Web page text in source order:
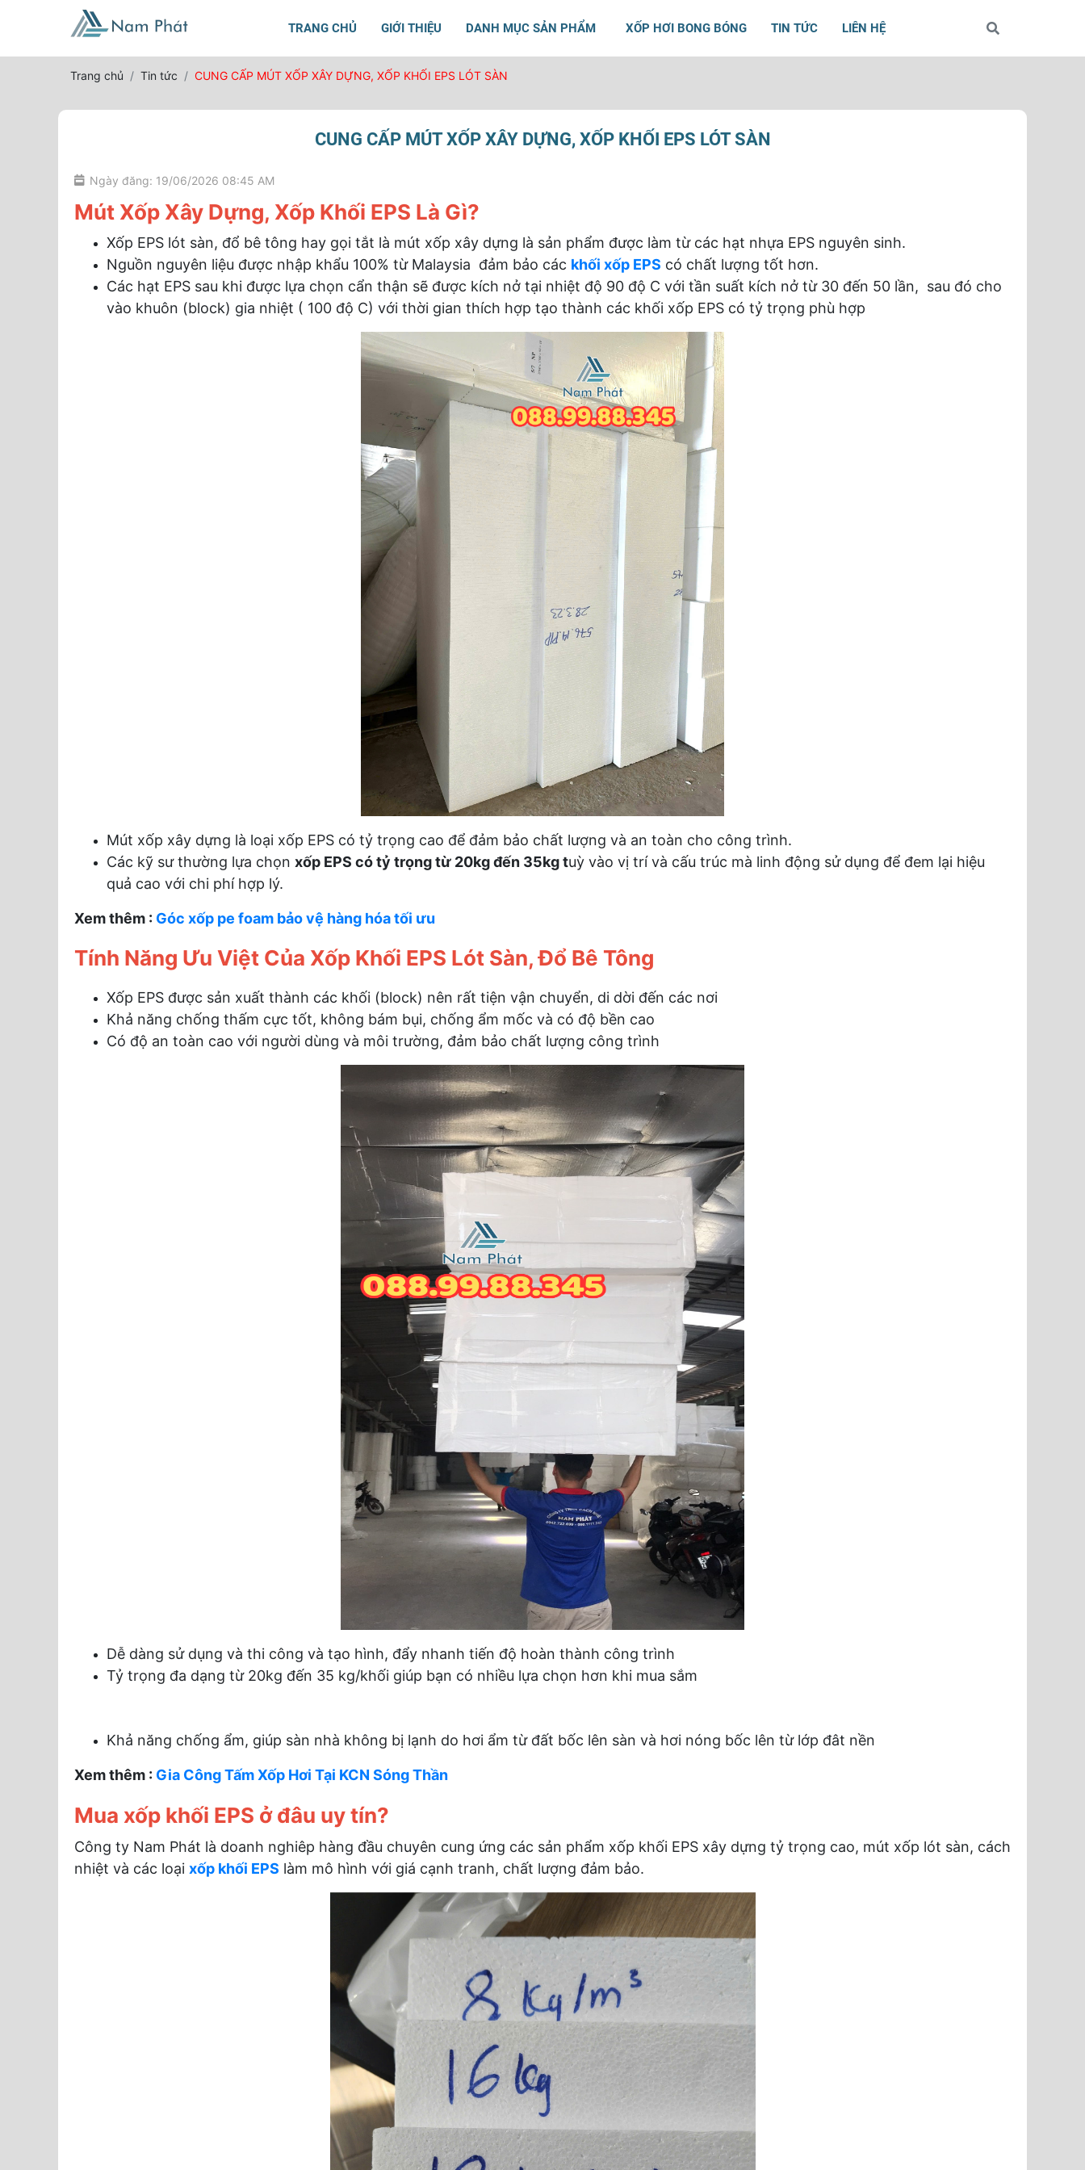
TRANG CHỦ GIỚI THIỆU DANH MỤC SẢN PHẨM XỐP HƠI BONG BÓNG TIN TỨC LIÊN HỆ
Trang chủ Tin tức CUNG CẤP MÚT XỐP XÂY DỰNG, XỐP KHỐI EPS LÓT SÀN
CUNG CẤP MÚT XỐP XÂY DỰNG, XỐP KHỐI EPS LÓT SÀN
Ngày đăng: 19/06/2026 08:45 AM
Mút Xốp Xây Dựng, Xốp Khối EPS Là Gì?
Xốp EPS lót sàn, đổ bê tông hay gọi tắt là mút xốp xây dựng là sản phẩm được làm từ các hạt nhựa EPS nguyên sinh.
Nguồn nguyên liệu được nhập khẩu 100% từ Malaysia đảm bảo các khối xốp EPS có chất lượng tốt hơn.
Các hạt EPS sau khi được lựa chọn cẩn thận sẽ được kích nở tại nhiệt độ 90 độ C với tần suất kích nở từ 30 đến 50 lần, sau đó cho
vào khuôn (block) gia nhiệt ( 100 độ C) với thời gian thích hợp tạo thành các khối xốp EPS có tỷ trọng phù hợp
Mút xốp xây dựng là loại xốp EPS có tỷ trọng cao để đảm bảo chất lượng và an toàn cho công trình.
Các kỹ sư thường lựa chọn xốp EPS có tỷ trọng từ 20kg đến 35kg tuỳ vào vị trí và cấu trúc mà linh động sử dụng để đem lại hiệu
quả cao với chi phí hợp lý.
Xem thêm : Góc xốp pe foam bảo vệ hàng hóa tối ưu
Tính Năng Ưu Việt Của Xốp Khối EPS Lót Sàn, Đổ Bê Tông
Xốp EPS được sản xuất thành các khối (block) nên rất tiện vận chuyển, di dời đến các nơi
Khả năng chống thấm cực tốt, không bám bụi, chống ẩm mốc và có độ bền cao
Có độ an toàn cao với người dùng và môi trường, đảm bảo chất lượng công trình
Dễ dàng sử dụng và thi công và tạo hình, đẩy nhanh tiến độ hoàn thành công trình
Tỷ trọng đa dạng từ 20kg đến 35 kg/khối giúp bạn có nhiều lựa chọn hơn khi mua sắm
Khả năng chống ẩm, giúp sàn nhà không bị lạnh do hơi ẩm từ đất bốc lên sàn và hơi nóng bốc lên từ lớp đât nền
Xem thêm : Gia Công Tấm Xốp Hơi Tại KCN Sóng Thần
Mua xốp khối EPS ở đâu uy tín?
Công ty Nam Phát là doanh nghiêp hàng đầu chuyên cung ứng các sản phẩm xốp khối EPS xây dựng tỷ trọng cao, mút xốp lót sàn, cách
nhiệt và các loại xốp khối EPS làm mô hình với giá cạnh tranh, chất lượng đảm bảo.